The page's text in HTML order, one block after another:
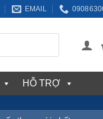
EMAIL
HỖ TRỢ